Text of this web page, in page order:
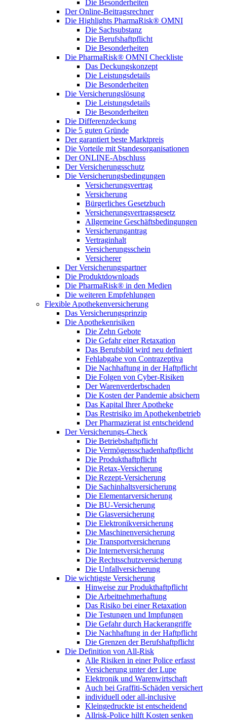
Die Besonderheiten
Der Online-Beitragsrechner
Die Highlights PharmaRisk® OMNI
Die Sachsubstanz
Die Berufshaftpflicht
Die Besonderheiten
Die PharmaRisk® OMNI Checkliste
Das Deckungskonzept
Die Leistungsdetails
Die Besonderheiten
Die Versicherungslösung
Die Leistungsdetails
Die Besonderheiten
Die Differenzdeckung
Die 5 guten Gründe
Der garantiert beste Marktpreis
Die Vorteile mit Standesorganisationen
Der ONLINE-Abschluss
Der Versicherungsschutz
Die Versicherungsbedingungen
Versicherungsvertrag
Versicherung
Bürgerliches Gesetzbuch
Versicherungsvertragsgesetz
Allgemeine Geschäftsbedingungen
Versicherungantrag
Vertraginhalt
Versicherungsschein
Versicherer
Der Versicherungspartner
Die Produktdownloads
Die PharmaRisk® in den Medien
Die weiteren Empfehlungen
Flexible Apothekenversicherung
Das Versicherungsprinzip
Die Apothekenrisiken
Die Zehn Gebote
Die Gefahr einer Retaxation
Das Berufsbild wird neu definiert
Fehlabgabe von Contrazeptiva
Die Nachhaftung in der Haftpflicht
Die Folgen von Cyber-Risiken
Der Warenverderbschaden
Die Kosten der Pandemie absichern
Das Kapital Ihrer Apotheke
Das Restrisiko im Apothekenbetrieb
Der Pharmazierat ist entscheidend
Der Versicherungs-Check
Die Betriebshaftpflicht
Die Vermögensschadenhaftpflicht
Die Produkthaftpflicht
Die Retax-Versicherung
Die Rezept-Versicherung
Die Sachinhaltsversicherung
Die Elementarversicherung
Die BU-Versicherung
Die Glasversicherung
Die Elektronikversicherung
Die Maschinenversicherung
Die Transportversicherung
Die Internetversicherung
Die Rechtsschutzversicherung
Die Unfallversicherung
Die wichtigste Versicherung
Hinweise zur Produkthaftpflicht
Die Arbeitnehmerhaftung
Das Risiko bei einer Retaxation
Die Testungen und Impfungen
Die Gefahr durch Hackerangriffe
Die Nachhaftung in der Haftpflicht
Die Grenzen der Berufshaftpflicht
Die Definition von All-Risk
Alle Risiken in einer Police erfasst
Versicherung unter der Lupe
Elektronik und Warenwirtschaft
Auch bei Graffiti-Schäden versichert
individuell oder all-inclusive
Kleingedruckte ist entscheidend
Allrisk-Police hilft Kosten senken